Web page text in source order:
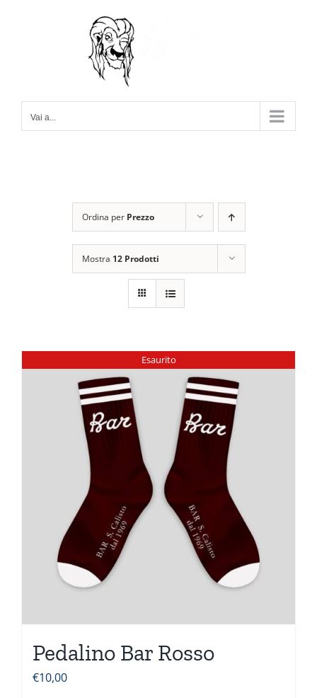
Vai a...
Ordina per Prezzo
Mostra 12 Prodotti
Esaurito
Pedalino Bar Rosso
€10,00